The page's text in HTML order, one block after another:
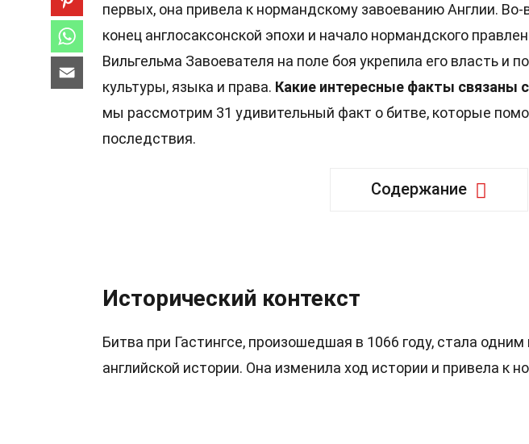
первых, она привела к нормандскому завоеванию Англии.
конец англосаксонской эпохи и начало нормандского
Вильгельма Завоевателя на поле боя укрепила его власть и
культуры, языка и права. Какие интересные факты связаны
мы рассмотрим 31 удивительный факт о битве, которые
последствия.
Содержание
Исторический контекст
Битва при Гастингсе, произошедшая в 1066 году, стала
английской истории. Она изменила ход истории и привела к